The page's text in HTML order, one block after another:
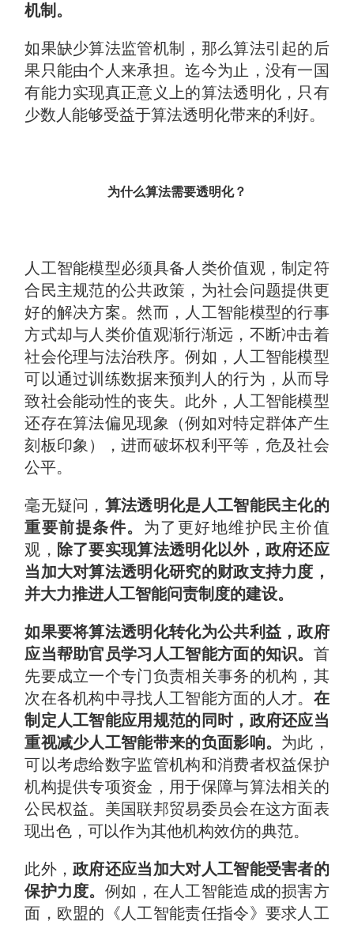
机制。
如果缺少算法监管机制，那么算法引起的后
果只能由个人来承担。迄今为止，没有一国
有能力实现真正意义上的算法透明化，只有
少数人能够受益于算法透明化带来的利好。
为什么算法需要透明化？
人工智能模型必须具备人类价值观，制定符
合民主规范的公共政策，为社会问题提供更
好的解决方案。然而，人工智能模型的行事
方式却与人类价值观渐行渐远，不断冲击着
社会伦理与法治秩序。例如，人工智能模型
可以通过训练数据来预判人的行为，从而导
致社会能动性的丧失。此外，人工智能模型
还存在算法偏见现象（例如对特定群体产生
刻板印象），进而破坏权利平等，危及社会
公平。
毫无疑问， 算法透明化是人工智能民主化的
重要前提条件。 为了更好地维护民主价值
观， 除了要实现算法透明化以外，政府还应
当加大对算法透明化研究的财政支持力度，
并大力推进人工智能问责制度的建设。
如果要将算法透明化转化为公共利益，政府
应当帮助官员学习人工智能方面的知识。 首
先要成立一个专门负责相关事务的机构，其
次在各机构中寻找人工智能方面的人才。 在
制定人工智能应用规范的同时，政府还应当
重视减少人工智能带来的负面影响。 为此，
可以考虑给数字监管机构和消费者权益保护
机构提供专项资金，用于保障与算法相关的
公民权益。美国联邦贸易委员会在这方面表
现出色，可以作为其他机构效仿的典范。
此外，政府还应当加大对人工智能受害者的
保护力度。 例如，在人工智能造成的损害方
面，欧盟的《人工智能责任指令》要求人工